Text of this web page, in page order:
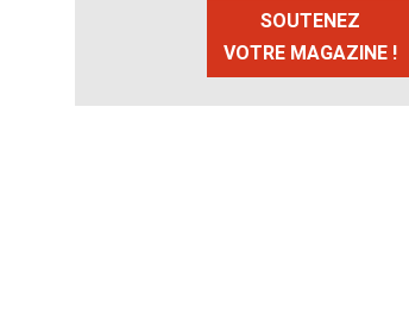
SOUTENEZ
VOTRE MAGAZINE !